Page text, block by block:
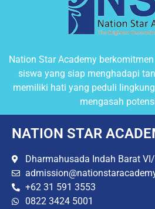
Nation Star Academy
siswa yang siap menghadapi
memiliki hati yang peduli
mengasah
NATION STAR
Dharmahusada Indah Barat
+62 31 591 3553
0822 3424 5001